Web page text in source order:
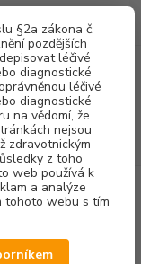
§2a zákona č.
pozdějších
léčivé
diagnostické
léčivé
diagnostické
na vědomí, že
nejsou
zdravotnickým
z toho
web používá k
a analýze
tohoto webu s tím
Menu
Hledat
za0,00 Kč
NÁSADCE
1:2 - 1:3 -
99 LT